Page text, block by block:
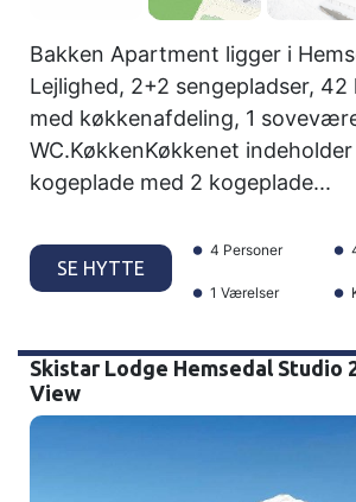
Bakken Apartment ligger i
Lejlighed, 2+2 sengepladser, 42
med køkkenafdeling, 1
WC.KøkkenKøkkenet indeholder
kogeplade med 2 kogeplade...
SE HYTTE
4 Personer
1 Værelser
Skistar Lodge Hemsedal Studio
View